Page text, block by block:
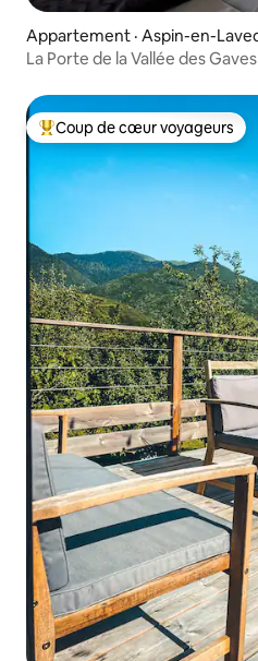
Appartement · Aspin-en-
La Porte de la Vallée des Gaves
Coup de cœur voyageurs
Coup de cœur voyageurs